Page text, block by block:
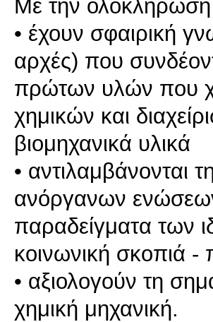
Με την ολοκλήρωση
• έχουν σφαιρική
αρχές) που
πρώτων υλών που
χημικών και
βιομηχανικά υλικά
• αντιλαμβάνονται
ανόργανων
παραδείγματα των
κοινωνική σκοπιά -
• αξιολογούν τη
χημική μηχανική.